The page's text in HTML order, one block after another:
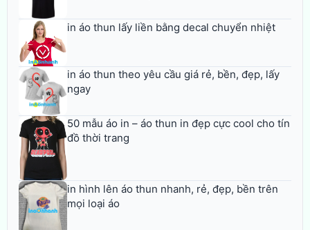
in áo thun lấy liền bằng decal chuyển nhiệt
in áo thun theo yêu cầu giá rẻ, bền, đẹp, lấy
ngay
50 mẫu áo in – áo thun in đẹp cực cool cho tín
đồ thời trang
in hình lên áo thun nhanh, rẻ, đẹp, bền trên
mọi loại áo